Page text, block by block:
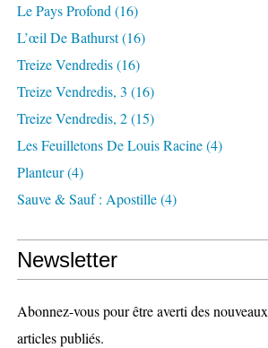
Le Pays Profond (16)
L’œil De Bathurst(16)
Treize Vendredis(16)
Treize Vendredis, 3 (16)
Treize Vendredis, 2(15)
Les Feuilletons De Louis Racine(4)
Planteur(4)
Sauve & Sauf : Apostille(4)
Newsletter
Abonnez-vous pour être averti des nouveaux
articles publiés.